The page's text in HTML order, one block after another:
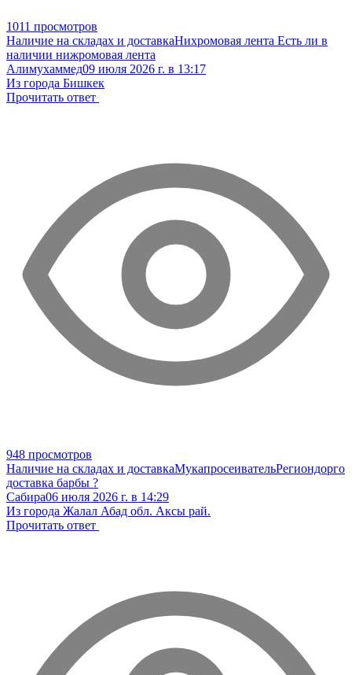
1011 просмотров
Наличие на складах и доставкаНихромовая лента Есть ли в
наличии нижромовая лента
Алимухаммед09 июля 2026 г. в 13:17
Из города Бишкек
Прочитать ответ
948 просмотров
Наличие на складах и доставкаМукапросеивательРегиондорго
доставка барбы ?
Сабира06 июля 2026 г. в 14:29
Из города Жалал Абад обл. Аксы рай.
Прочитать ответ